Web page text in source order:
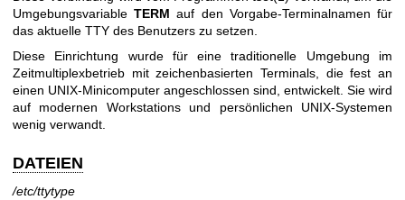
UmgebungsvariableTERM auf den Vorgabe-Terminalnamen für
das aktuelle TTY des Benutzers zu setzen.
Diese Einrichtung wurde für eine traditionelle Umgebung im
Zeitmultiplexbetrieb mit zeichenbasierten Terminals, die fest an
einen UNIX-Minicomputer angeschlossen sind, entwickelt. Sie wird
auf modernen Workstations und persönlichen UNIX-Systemen
wenig verwandt.
DATEIEN
/etc/ttytype